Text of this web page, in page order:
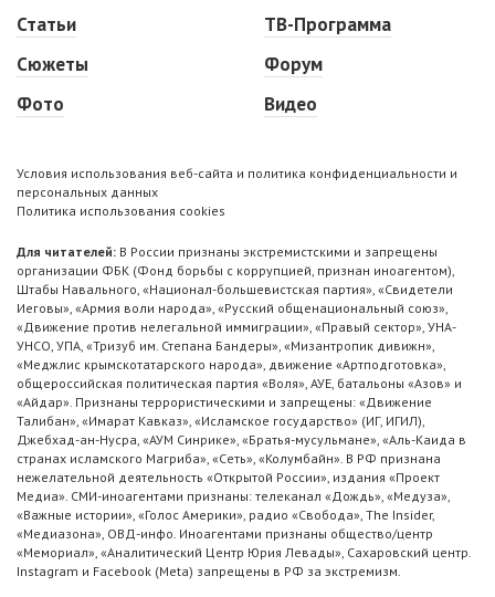
Статьи
Сюжеты
Фото
ТВ-Программа
Форум
Видео
Условия использования веб-сайта и политика конфиденциальности и
персональных данных
Политика использования cookies
Для читателей: В России признаны экстремистскими и запрещены
организации ФБК (Фонд борьбы с коррупцией, признан иноагентом),
Штабы Навального, «Национал-большевистская партия», «Свидетели
Иеговы», «Армия воли народа», «Русский общенациональный союз»,
«Движение против нелегальной иммиграции», «Правый сектор», УНА-
УНСО, УПА, «Тризуб им. Степана Бандеры», «Мизантропик дивижн»,
«Меджлис крымскотатарского народа», движение «Артподготовка»,
общероссийская политическая партия «Воля», АУЕ, батальоны «Азов» и
«Айдар». Признаны террористическими и запрещены: «Движение
Талибан», «Имарат Кавказ», «Исламское государство» (ИГ, ИГИЛ),
Джебхад-ан-Нусра, «АУМ Синрике», «Братья-мусульмане», «Аль-Каида в
странах исламского Магриба», «Сеть», «Колумбайн». В РФ признана
нежелательной деятельность «Открытой России», издания «Проект
Медиа». СМИ-иноагентами признаны: телеканал «Дождь», «Медуза»,
«Важные истории», «Голос Америки», радио «Свобода», The Insider,
«Медиазона», ОВД-инфо. Иноагентами признаны общество/центр
«Мемориал», «Аналитический Центр Юрия Левады», Сахаровский центр.
Instagram и Facebook (Metа) запрещены в РФ за экстремизм.